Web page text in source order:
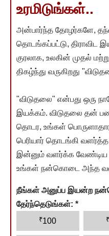
உரமிடுங்கள்..
அன்பார்ந்த தோழர்களே,
தொடங்கப்பட்டு, திராவிட
குரலாக, உலகின் முதல்
திகழ்ந்து வருகிறது
"விடுதலை" என்பது ஒரு
இயக்கம். விடுதலை தன்
தொடர, உங்கள் பொருளாதார
பெரியார் தொடங்கி வளர்த்த
இன்னும் வளர்க்க வேண்டிய
உங்கள் நன்கொடை அந்த
நீங்கள் அனுப்ப இயன்ற
தேர்ந்தெடுங்கள்: *
₹100 ₹